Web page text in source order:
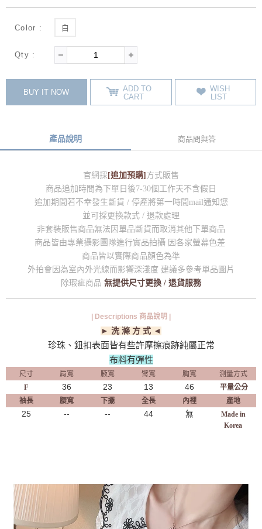
Color : 白
Qty :
BUY IT NOW
ADD TO
CART
WISH
LIST
產品說明 商品問與答
官網採[追加預購]方式販售
商品追加時間為下單日後7-30個工作天不含假日
追加期間若不幸發生斷貨 / 停產將第一時間mail通知您
並可採更換款式 / 退款處理
非套裝販售商品無法因單品斷貨而取消其他下單商品
商品皆由專業攝影團隊進行實品拍攝 因各家螢幕色差
商品皆以實際商品顏色為準
外拍會因為室內外光線而影響深淺度 建議多參考單品圖片
除瑕疵商品 無提供尺寸更換 / 退貨服務
| Descriptions 商品說明 |
► 洗 滌 方 式 ◄
珍珠、鈕扣表面皆有些許摩擦痕跡純屬正常
布料有彈性
尺寸 肩寬 腋寬 臂寬 胸寬
測量方式
F
36 23 13 46
平量公分
袖長
腰寬 下擺 全長 內裡 產地
25 -- -- 44 無
Made in
Korea